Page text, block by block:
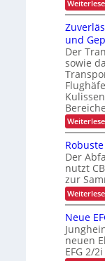
und
Der
sowie
Der
nutzt
zur
Neue
neuen
EFG 2/